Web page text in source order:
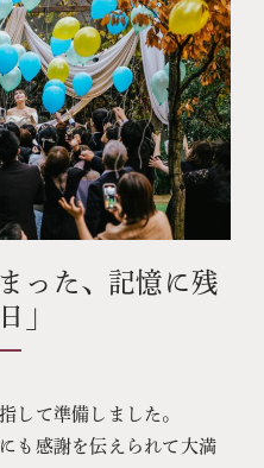
った、記憶に残
」
して準備しました。
も感謝を伝えられて大満